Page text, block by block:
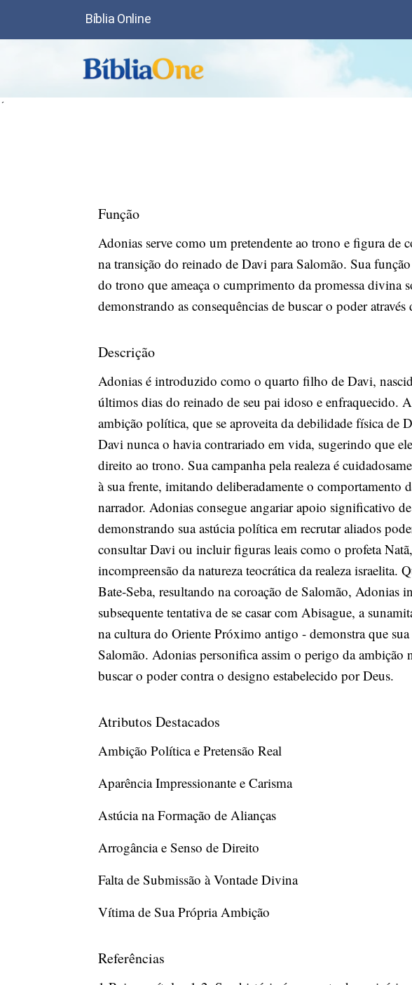
Bíblia Online
´
Função
Adonias serve como um pretendente ao trono e figura
na transição do reinado de Davi para Salomão. Sua
do trono que ameaça o cumprimento da promessa divina
demonstrando as consequências de buscar o poder
Descrição
Adonias é introduzido como o quarto filho de Davi,
últimos dias do reinado de seu pai idoso e enfraquecido.
ambição política, que se aproveita da debilidade física de
Davi nunca o havia contrariado em vida, sugerindo que
direito ao trono. Sua campanha pela realeza é
à sua frente, imitando deliberadamente o comportamento
narrador. Adonias consegue angariar apoio significativo
demonstrando sua astúcia política em recrutar aliados
consultar Davi ou incluir figuras leais como o profeta
incompreensão da natureza teocrática da realeza israelita.
Bate-Seba, resultando na coroação de Salomão, Adonias
subsequente tentativa de se casar com Abisague, a
na cultura do Oriente Próximo antigo - demonstra que
Salomão. Adonias personifica assim o perigo da ambição
buscar o poder contra o designo estabelecido por Deus.
Atributos Destacados
Ambição Política e Pretensão Real
Aparência Impressionante e Carisma
Astúcia na Formação de Alianças
Arrogância e Senso de Direito
Falta de Submissão à Vontade Divina
Vítima de Sua Própria Ambição
Referências